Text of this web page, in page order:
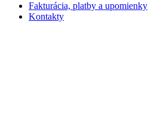
Fakturácia, platby a upomienky
Kontakty